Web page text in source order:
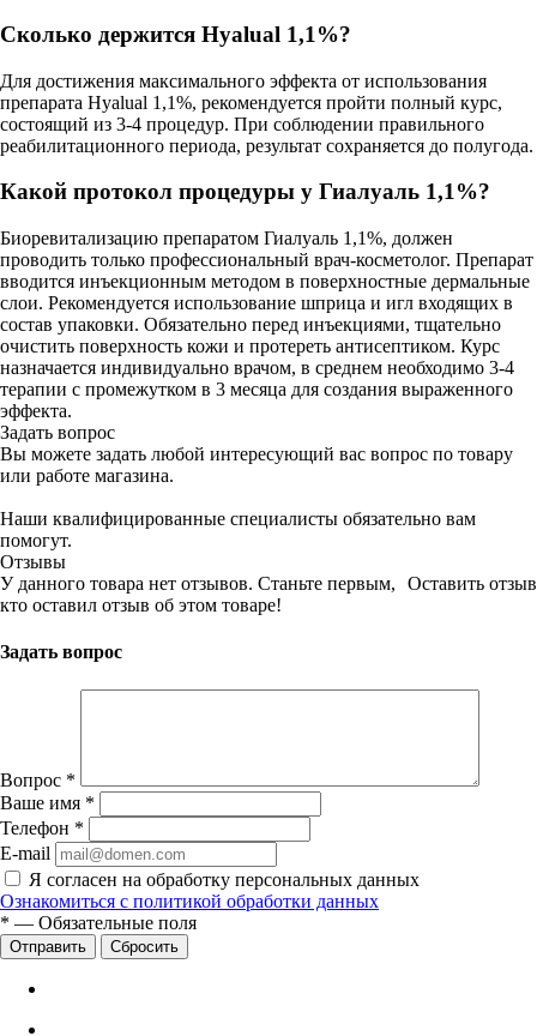
Сколько держится Hyalual 1,1%?
Для достижения максимального эффекта от использования
препарата Hyalual 1,1%, рекомендуется пройти полный курс,
состоящий из 3-4 процедур. При соблюдении правильного
реабилитационного периода, результат сохраняется до полугода.
Какой протокол процедуры у Гиалуаль 1,1%?
Биоревитализацию препаратом Гиалуаль 1,1%, должен
проводить только профессиональный врач-косметолог. Препарат
вводится инъекционным методом в поверхностные дермальные
слои. Рекомендуется использование шприца и игл входящих в
состав упаковки. Обязательно перед инъекциями, тщательно
очистить поверхность кожи и протереть антисептиком. Курс
назначается индивидуально врачом, в среднем необходимо 3-4
терапии с промежутком в 3 месяца для создания выраженного
эффекта.
Задать вопрос
Вы можете задать любой интересующий вас вопрос по товару
или работе магазина.
Наши квалифицированные специалисты обязательно вам
помогут.
Отзывы
Оставить отзыв
У данного товара нет отзывов. Станьте первым,
кто оставил отзыв об этом товаре!
Задать вопрос
Вопрос *
Ваше имя *
Телефон *
E-mail
Я согласен на обработку персональных данных
Ознакомиться с политикой обработки данных
* — Обязательные поля
Сбросить